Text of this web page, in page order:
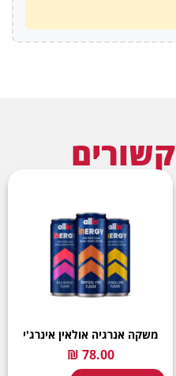
קשורים
משקה אנרגיה אולאין אינרג'י
‏78.00 ₪